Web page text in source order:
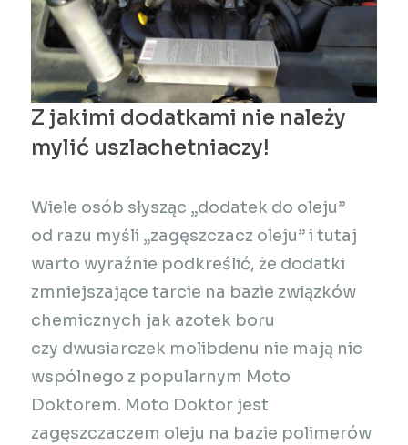
Z jakimi dodatkami nie należy
mylić uszlachetniaczy!
Wiele osób słysząc „dodatek do oleju”
od razu myśli „zagęszczacz oleju” i tutaj
warto wyraźnie podkreślić, że dodatki
zmniejszające tarcie na bazie związków
chemicznych jak azotek boru
czy dwusiarczek molibdenu nie mają nic
wspólnego z popularnym Moto
Doktorem. Moto Doktor jest
zagęszczaczem oleju na bazie polimerów